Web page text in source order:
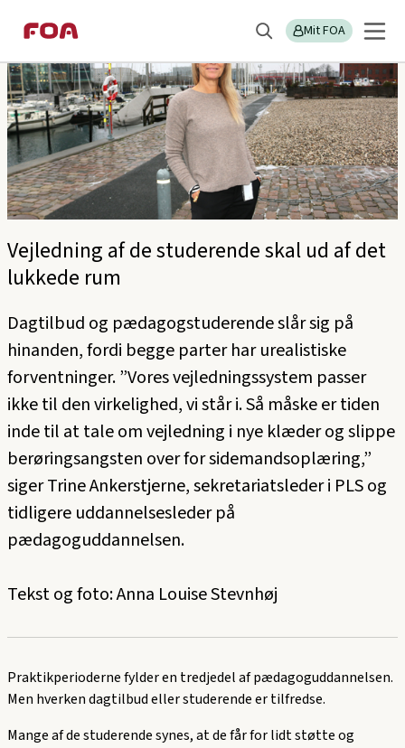
til
hovedindhold
til
hovedmenu
Søg Mit FOA
Vejledning af de studerende skal ud af det
lukkede rum
Dagtilbud og pædagogstuderende slår sig på
hinanden, fordi begge parter har urealistiske
forventninger. ”Vores vejledningssystem passer
ikke til den virkelighed, vi står i. Så måske er tiden
inde til at tale om vejledning i nye klæder og slippe
berøringsangsten over for sidemandsoplæring,”
siger Trine Ankerstjerne, sekretariatsleder i PLS og
tidligere uddannelsesleder på
pædagoguddannelsen.
Tekst og foto: Anna Louise Stevnhøj
Praktikperioderne fylder en tredjedel af pædagoguddannelsen.
Men hverken dagtilbud eller studerende er tilfredse.
Mange af de studerende synes, at de får for lidt støtte og